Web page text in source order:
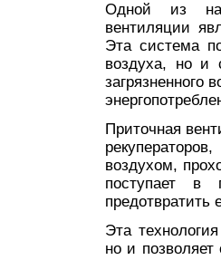
Одной из
вентиляции
Эта система
воздуха, но и
загрязненного
Приточная
воздухом,
поступает в
предотвратить
Эта
но и